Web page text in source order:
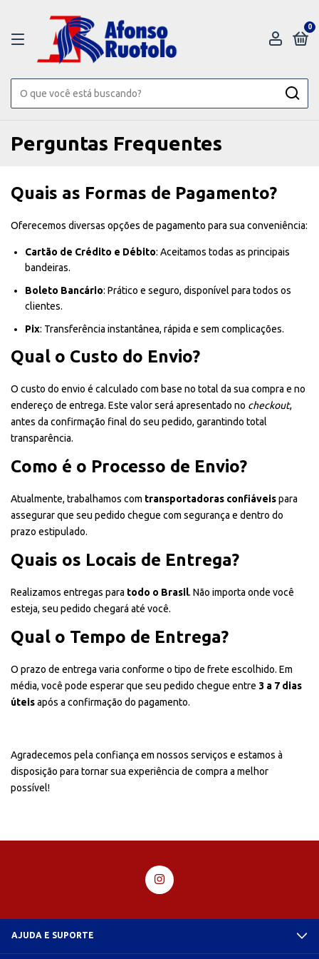
0
Perguntas Frequentes
Quais as Formas de Pagamento?
Oferecemos diversas opções de pagamento para sua conveniência:
Cartão de Crédito e Débito: Aceitamos todas as principais
bandeiras.
Boleto Bancário: Prático e seguro, disponível para todos os
clientes.
Pix: Transferência instantânea, rápida e sem complicações.
Qual o Custo do Envio?
O custo do envio é calculado com base no total da sua compra e no
endereço de entrega. Este valor será apresentado no checkout,
antes da confirmação final do seu pedido, garantindo total
transparência.
Como é o Processo de Envio?
Atualmente, trabalhamos com transportadoras confiáveispara
assegurar que seu pedido chegue com segurança e dentro do
prazo estipulado.
Quais os Locais de Entrega?
Realizamos entregas para todo o Brasil. Não importa onde você
esteja, seu pedido chegará até você.
Qual o Tempo de Entrega?
O prazo de entrega varia conforme o tipo de frete escolhido. Em
média, você pode esperar que seu pedido chegue entre 3 a 7 dias
úteisapós a confirmação do pagamento.
Agradecemos pela confiança em nossos serviços e estamos à
disposição para tornar sua experiência de compra a melhor
possível!
AJUDA E SUPORTE